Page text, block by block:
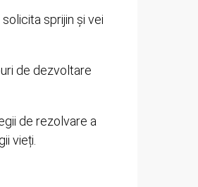
sprijin și vei
de dezvoltare
de rezolvare a
vieți.